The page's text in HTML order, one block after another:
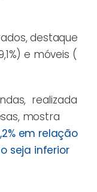
destaque
e móveis (
realizada
mostra
em relação
seja inferior